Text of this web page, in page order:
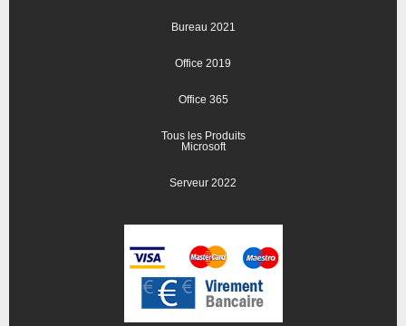
Bureau 2021
Office 2019
Office 365
Tous les Produits
Microsoft
Serveur 2022